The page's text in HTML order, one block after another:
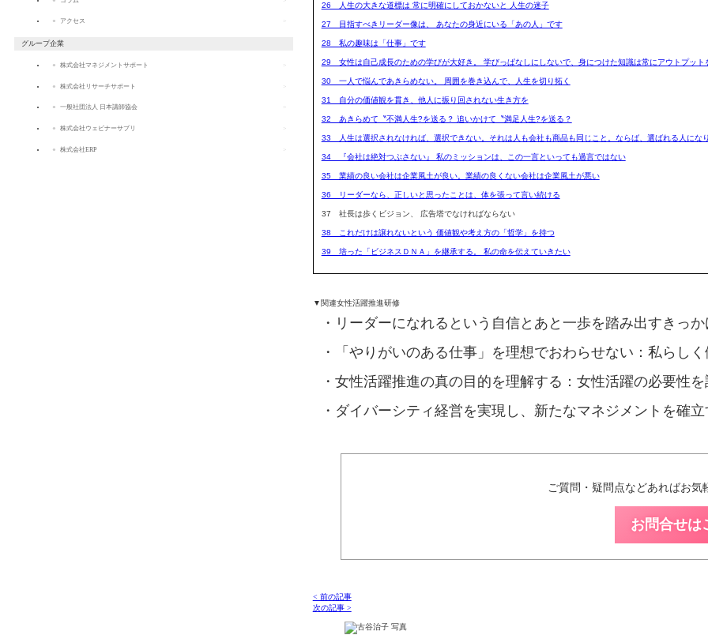
アクセス
グループ企業
株式会社マネジメントサポート
株式会社リサーチサポート
一般社団法人 日本講師協会
株式会社ウェビナーサプリ
株式会社ERP
26 人生の大きな道標は 常に明確にしておかないと 人生の迷子
27 目指すべきリーダー像は、 あなたの身近にいる「あの人」です
28 私の趣味は「仕事」です
29 女性は自己成長のための学びが大好き。 学びっぱなしにしないで、身につけた知識は常にアウトプット
30 一人で悩んであきらめない。 周囲を巻き込んで、人生を切り拓く
31 自分の価値観を貫き、他人に振り回されない生き方を
32 あきらめて〝不満人生?を送る？ 追いかけて〝満足人生?を送る？
33 人生は選択されなければ、選択できない。それは人も会社も商品も同じこと。ならば、選ばれる人にな
34 『会社は絶対つぶさない』 私のミッションは、この一言といっても過言ではない
35 業績の良い会社は企業風土が良い。業績の良くない会社は企業風土が悪い
36 リーダーなら、正しいと思ったことは、体を張って言い続ける
37 社長は歩くビジョン、 広告塔でなければならない
38 これだけは譲れないという 価値観や考え方の「哲学」を持つ
39 培った「ビジネスＤＮＡ」を継承する。 私の命を伝えていきたい
▼関連女性活躍推進研修
リーダーになれるという自信とあと一歩を踏み出すきっ
「やりがいのある仕事」を理想でおわらせない：私らし
女性活躍推進の真の目的を理解する：女性活躍の必要性を
ダイバーシティ経営を実現し、新たなマネジメントを確
ご質問・疑問点などあればお気
お問合せは
< 前の記事
次の記事 >